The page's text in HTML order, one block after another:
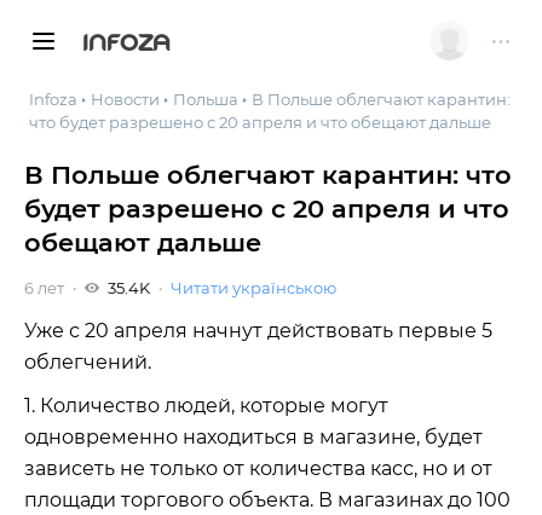
INFOZA
Infoza Новости Польша
В Польше облегчают карантин:
что будет разрешено с 20 апреля и что обещают дальше
В Польше облегчают карантин: что
будет разрешено с 20 апреля и что
обещают дальше
6 лет 35.4K Читати українською
Уже с 20 апреля начнут действовать первые 5
облегчений.
1. Количество людей, которые могут
одновременно находиться в магазине, будет
зависеть не только от количества касс, но и от
площади торгового объекта. В магазинах до 100